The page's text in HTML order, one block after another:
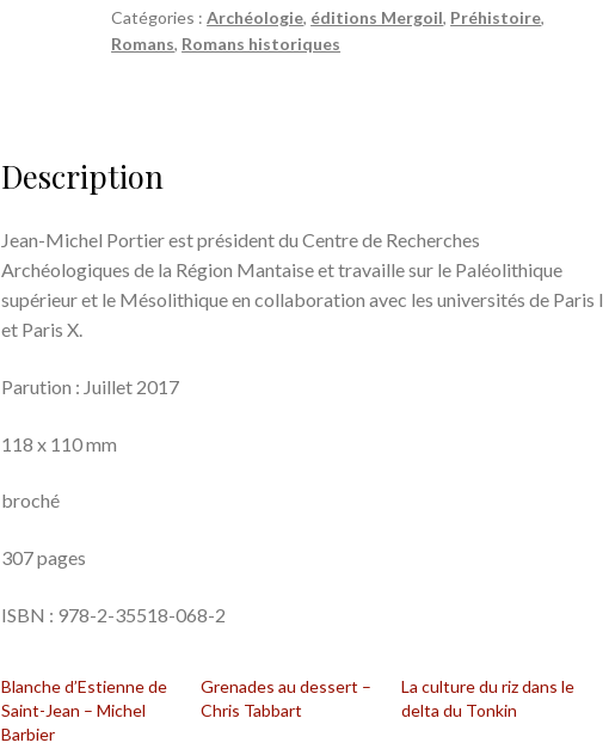
vents
-
Jean-
Michel
Catégories :Archéologie, éditions Mergoil, Préhistoire,
Romans, Romans historiques
Description
Jean-Michel Portier est président du Centre de Recherches
Archéologiques de la Région Mantaise et travaille sur le Paléolithique
supérieur et le Mésolithique en collaboration avec les universités de Paris I
et Paris X.
Parution : Juillet 2017
118 x 110 mm
broché
307 pages
ISBN : 978-2-35518-068-2
Blanche d’Estienne de
Saint-Jean – Michel
Barbier
Grenades au dessert –
Chris Tabbart
La culture du riz dans le
delta du Tonkin